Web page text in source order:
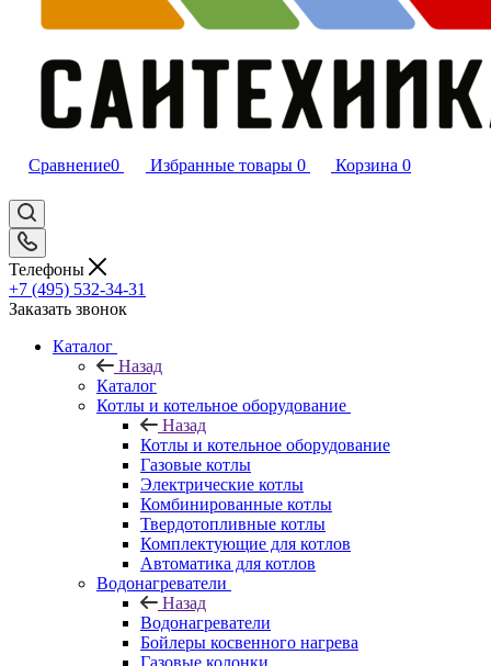
Сравнение0 Избранные товары 0 Корзина 0
Телефоны
+7 (495) 532‑34‑31
Заказать звонок
Каталог
Назад
Каталог
Котлы и котельное оборудование
Назад
Котлы и котельное оборудование
Газовые котлы
Электрические котлы
Комбинированные котлы
Твердотопливные котлы
Комплектующие для котлов
Автоматика для котлов
Водонагреватели
Назад
Водонагреватели
Бойлеры косвенного нагрева
Газовые колонки